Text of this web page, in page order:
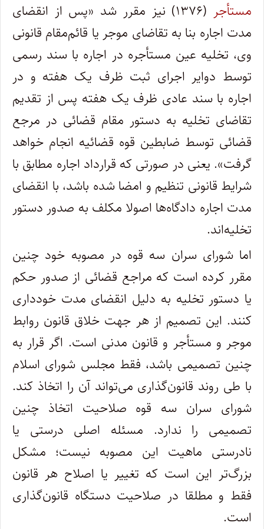
مستأجر
(۱۳۷۶) نیز مقرر شد «پس از انقضای
مدت اجاره بنا به تقاضای موجر یا قائم‌مقام قانونی
وی، تخلیه عین مستأجره در اجاره با سند رسمی
توسط دوایر اجرای ثبت ظرف یک هفته و در
اجاره با سند عادی ظرف یک هفته پس از تقدیم
تقاضای تخلیه به دستور مقام قضائی در مرجع
قضائی توسط ضابطین قوه قضائیه انجام خواهد
گرفت». یعنی در صورتی که قرارداد اجاره مطابق با
شرایط قانونی تنظیم و امضا شده باشد، با انقضای
مدت اجاره دادگاه‌ها اصولا مکلف به صدور دستور
تخلیه‌اند.
اما شورای سران سه قوه در مصوبه خود چنین
مقرر کرده است که مراجع قضائی از صدور حکم
یا دستور تخلیه به دلیل انقضای مدت خودداری
کنند. این تصمیم از هر جهت خلاق قانون روابط
موجر و مستأجر و قانون مدنی است. اگر قرار به
چنین تصمیمی باشد، فقط مجلس شورای اسلام
با طی روند قانون‌گذاری می‌تواند آن را اتخاذ کند.
شورای سران سه قوه صلاحیت اتخاذ چنین
تصمیمی را ندارد. مسئله اصلی درستی یا
نادرستی ماهیت این مصوبه نیست؛ مشکل
بزرگ‌تر این است که تغییر یا اصلاح هر قانون
فقط و مطلقا در صلاحیت دستگاه قانون‌گذاری
است.